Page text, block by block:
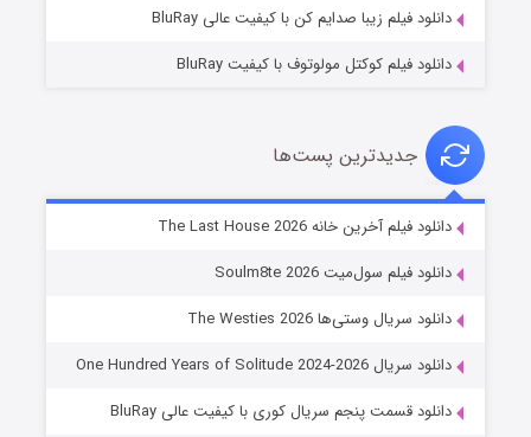
خاندان اژدها فصل ۳
دانلود فیلم زیبا صدایم کن با کیفیت عالی BluRay
دانلود فیلم کوکتل مولوتوف با کیفیت BluRay
جدیدترین پست‌ها
دانلود فیلم آخرین خانه The Last House 2026
دانلود فیلم سول‌میت Soulm8te 2026
دانلود سریال وستی‌ها The Westies 2026
دانلود سریال One Hundred Years of Solitude 2024-2026
دانلود قسمت پنجم سریال کوری با کیفیت عالی BluRay